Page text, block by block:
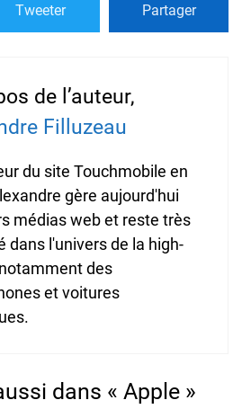
Tweeter Partager
de l’auteur,
Filluzeau
du site Touchmobile en
gère aujourd'hui
médias web et reste très
dans l'univers de la high-
des
et voitures
dans « Apple »